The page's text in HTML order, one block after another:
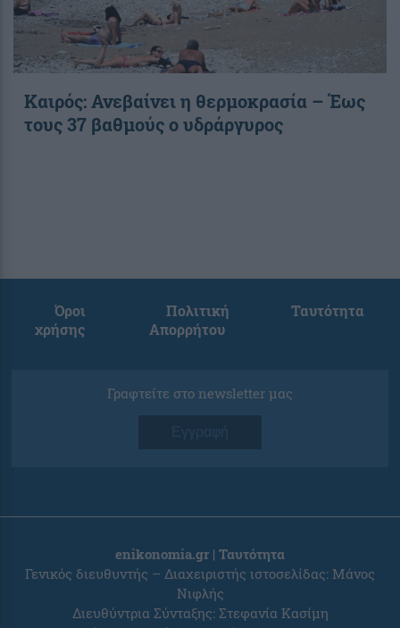
Καιρός: Ανεβαίνει η θερμοκρασία – Έως
τους 37 βαθμούς ο υδράργυρος
Όροι
χρήσης
Πολιτική
Απορρήτου
Ταυτότητα
Γραφτείτε στο newsletter μας
Εγγραφή
enikonomia.gr | Ταυτότητα
Γενικός διευθυντής – Διαχειριστής ιστοσελίδας: Μάνος
Νιφλής
Διευθύντρια Σύνταξης: Στεφανία Κασίμη